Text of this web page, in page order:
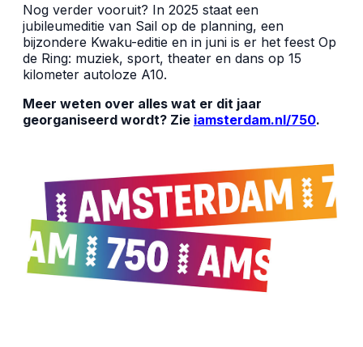
Nog verder vooruit? In 2025 staat een
jubileumeditie van Sail op de planning, een
bijzondere Kwaku-editie en in juni is er het feest Op
de Ring: muziek, sport, theater en dans op 15
kilometer autoloze A10.
Meer weten over alles wat er dit jaar
georganiseerd wordt? Zie iamsterdam.nl/750.